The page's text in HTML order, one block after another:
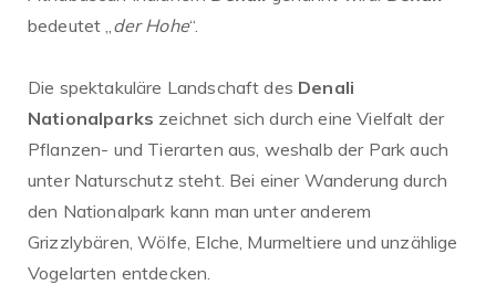
bedeutet „ der Hohe“.
Die spektakuläre Landschaft des Denali
Nationalparks zeichnet sich durch eine Vielfalt der
Pflanzen- und Tierarten aus, weshalb der Park auch
unter Naturschutz steht. Bei einer Wanderung durch
den Nationalpark kann man unter anderem
Grizzlybären, Wölfe, Elche, Murmeltiere und unzählige
Vogelarten entdecken.